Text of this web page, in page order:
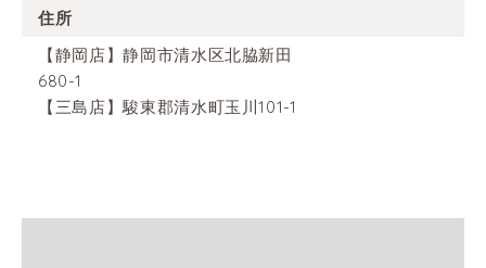
住所
【静岡店】静岡市清水区北脇新田
680-1
【三島店】駿東郡清水町玉川101-1